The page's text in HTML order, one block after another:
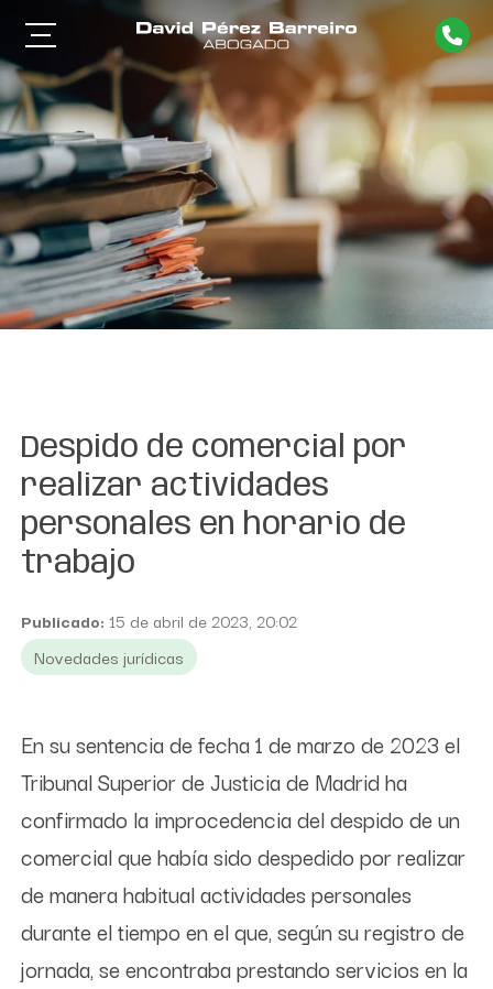
Despido de comercial por
realizar actividades
personales en horario de
trabajo
Publicado: 15 de abril de 2023, 20:02
Novedades jurídicas
En su sentencia de fecha 1 de marzo de 2023 el
Tribunal Superior de Justicia de Madrid ha
confirmado la improcedencia del despido de un
comercial que había sido despedido por realizar
de manera habitual actividades personales
durante el tiempo en el que, según su registro de
jornada, se encontraba prestando servicios en la